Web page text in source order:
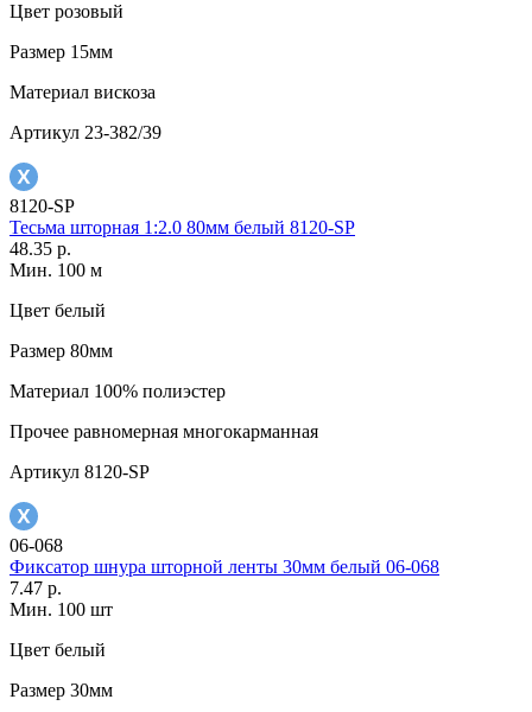
Цвет розовый
Размер 15мм
Материал вискоза
Артикул 23-382/39
8120-SP
Тесьма шторная 1:2.0 80мм белый 8120-SP
48.35 р.
Мин. 100 м
Цвет белый
Размер 80мм
Материал 100% полиэстер
Прочее равномерная многокарманная
Артикул 8120-SP
06-068
Фиксатор шнура шторной ленты 30мм белый 06-068
7.47 р.
Мин. 100 шт
Цвет белый
Размер 30мм